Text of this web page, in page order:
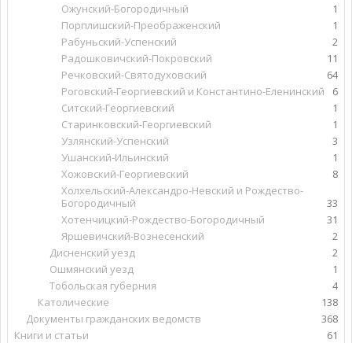
Ожунский-Богородичный
1
Порплишский-Преображенский
1
Рабуньский-Успенский
2
Радошковичский-Покровский
11
Речковский-Святодуховский
64
Роговский-Георгиевский и Константино-Еленинский
6
Ситский-Георгиевский
1
Старинковский-Георгиевский
1
Узлянский-Успенский
3
Ушанский-Ильинский
1
Хожовский-Георгиевский
8
Холхельский-Александро-Невский и Рождество-
Богородичный
33
Хотенчицкий-Рождество-Богородичный
31
Яршевичский-Вознесенский
2
Дисненский уезд
2
Ошмянский уезд
1
Тобольская губерния
4
Католические
138
Документы гражданских ведомств
368
Книги и статьи
61